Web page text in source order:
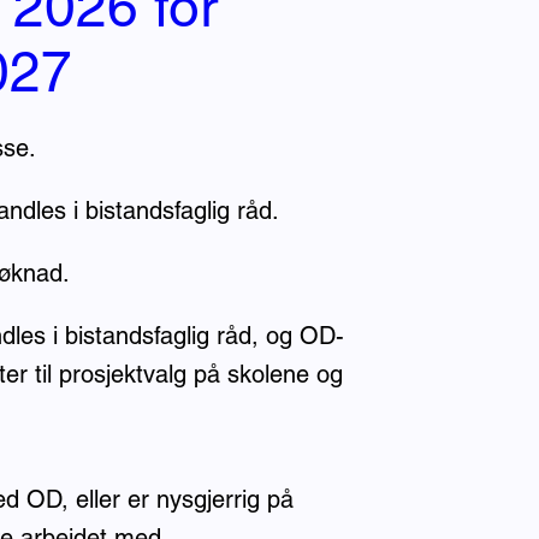
i bistandsfaglig råd.
i bistandsfaglig råd, og OD-
til prosjektvalg på skolene og
OD, eller er nysgjerrig på